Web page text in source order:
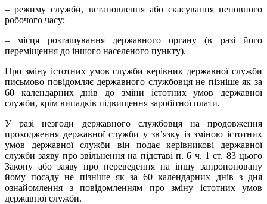
– режиму служби, встановлення або скасування неповного
робочого часу;
– місця розташування державного органу (в разі його
переміщення до іншого населеного пункту).
Про зміну істотних умов служби керівник державної служби
письмово повідомляє державного службовця не пізніше як за
60 календарних днів до зміни істотних умов державної
служби, крім випадків підвищення заробітної плати.
У разі незгоди державного службовця на продовження
проходження державної служби у зв’язку із зміною істотних
умов державної служби він подає керівникові державної
служби заяву про звільнення на підставі п. 6 ч. 1 ст. 83 цього
Закону або заяву про переведення на іншу запропоновану
йому посаду не пізніше як за 60 календарних днів з дня
ознайомлення з повідомленням про зміну істотних умов
державної служби.